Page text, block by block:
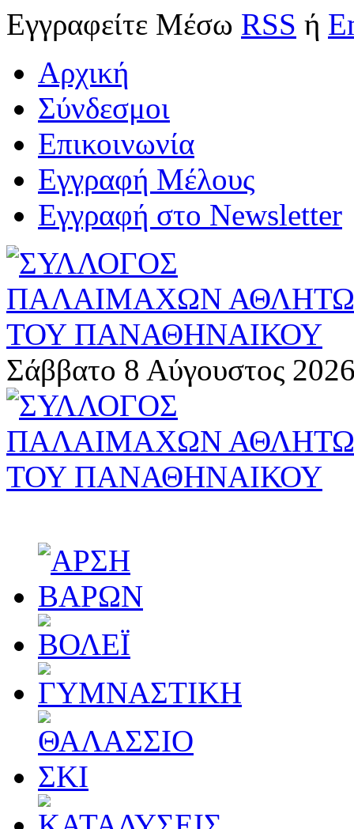
Εγγραφείτε Μέσω RSS ή
Αρχική
Σύνδεσμοι
Επικοινωνία
Εγγραφή Μέλους
Εγγραφή στο Newsletter
Σάββατο 8 Αύγουστος